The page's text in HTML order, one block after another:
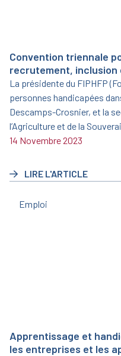
Convention triennale
recrutement, inclusion
La présidente du FIPHFP
personnes handicapées
Descamps-Crosnier, et la
l’Agriculture et de la
Dekeyzer, ont signé le 19
14 Novembre 2023
LIRE L'ARTICLE
Emploi
Apprentissage et
les entreprises et les